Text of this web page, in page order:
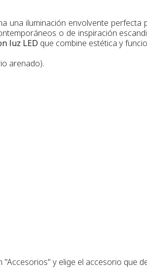
una iluminación envolvente perfecta
o de inspiración
luz LED que combine estética y
arenado).
y elige el accesorio que